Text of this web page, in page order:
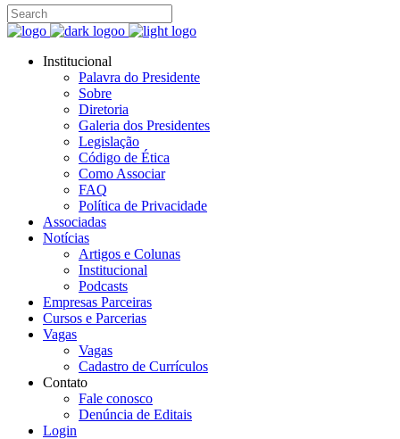
Institucional
Palavra do Presidente
Sobre
Diretoria
Galeria dos Presidentes
Legislação
Código de Ética
Como Associar
FAQ
Política de Privacidade
Associadas
Notícias
Artigos e Colunas
Institucional
Podcasts
Empresas Parceiras
Cursos e Parcerias
Vagas
Vagas
Cadastro de Currículos
Contato
Fale conosco
Denúncia de Editais
Login